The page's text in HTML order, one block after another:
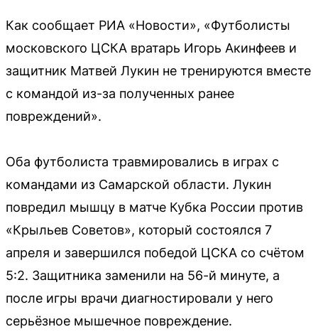
Как сообщает РИА «Новости», «Футболисты
московского ЦСКА вратарь Игорь Акинфеев и
защитник Матвей Лукин не тренируются вместе
с командой из-за полученных ранее
повреждений».
Оба футболиста травмировались в играх с
командами из Самарской области. Лукин
повредил мышцу в матче Кубка России против
«Крыльев Советов», который состоялся 7
апреля и завершился победой ЦСКА со счётом
5:2. Защитника заменили на 56-й минуте, а
после игры врачи диагностировали у него
серьёзное мышечное повреждение.